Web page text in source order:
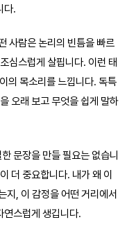
다.
사람은 논리의 빈틈을 빠르
심스럽게 살핍니다. 이런 태
의 목소리를 느낍니다. 독특
오래 보고 무엇을 쉽게 말하
문장을 만들 필요는 없습니
더 중요합니다. 내가 왜 이
지, 이 감정을 어떤 거리에서
연스럽게 생깁니다.